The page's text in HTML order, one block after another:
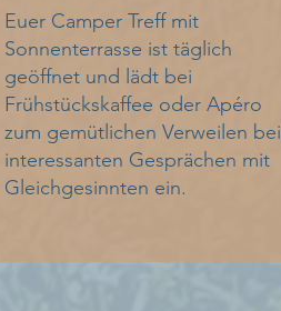
Euer Camper Treff mit
Sonnenterrasse ist täglich
geöffnet und lädt bei
Frühstückskaffee oder Apéro
zum gemütlichen Verweilen bei
interessanten Gesprächen mit
Gleichgesinnten ein.